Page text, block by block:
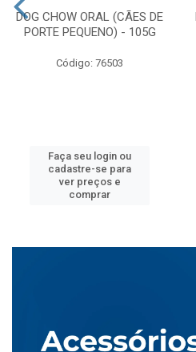
DOG CHOW ORAL (CÃES DE
PORTE PEQUENO) - 105G
Código: 76503
Faça seu login ou
cadastre-se para
ver preços e
comprar